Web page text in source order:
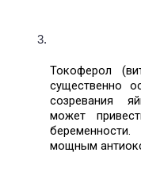
Токоферол
существенно
созревания
может
мощным